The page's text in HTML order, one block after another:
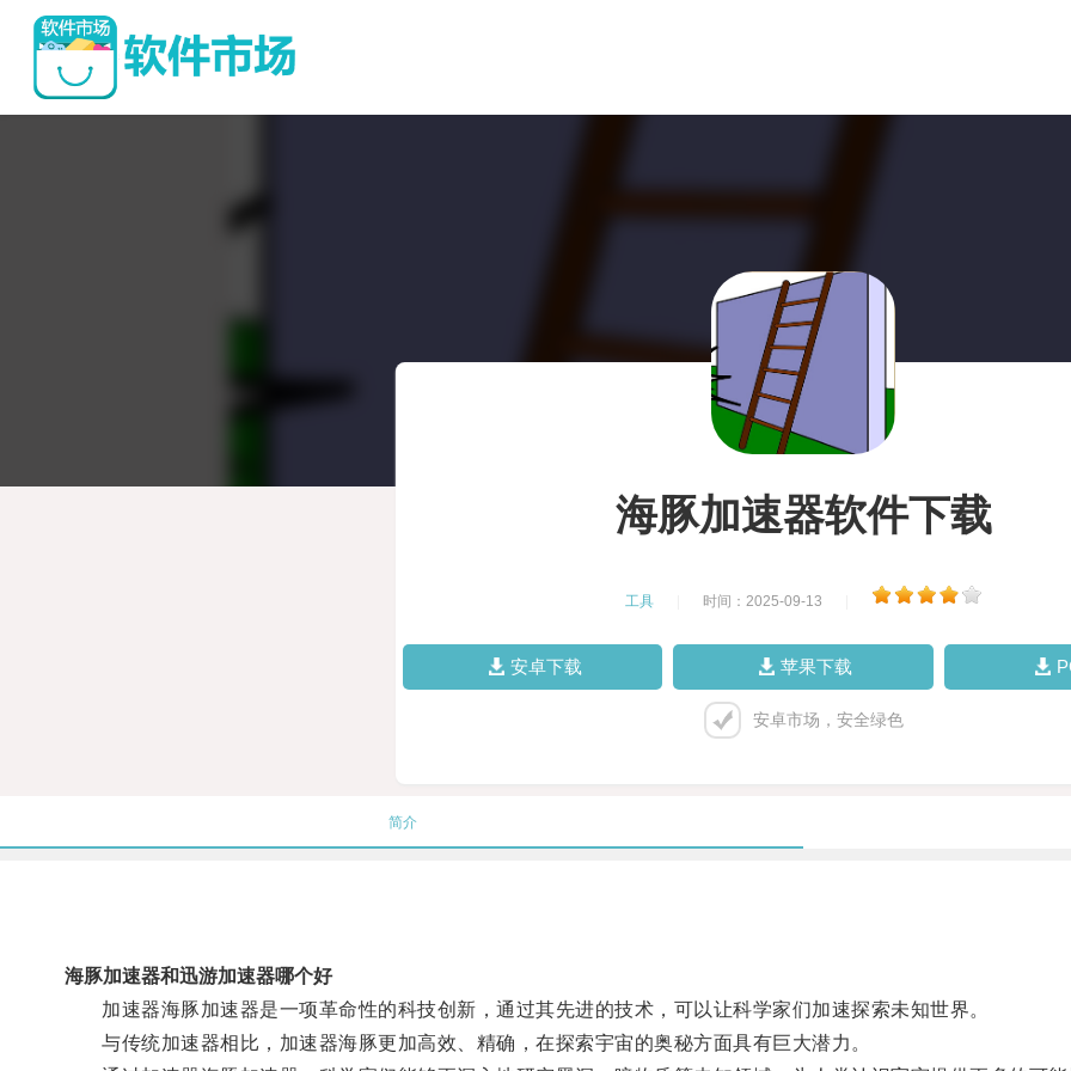
海豚加速器软件下载
工具 时间：2025-09-13
安卓下载 苹果下载
安卓市场，安全绿色
简介
海豚加速器和迅游加速器哪个好
加速器海豚加速器是一项革命性的科技创新，通过其先进的技术，可以让科学家们加速探索未知世界。
与传统加速器相比，加速器海豚更加高效、精确，在探索宇宙的奥秘方面具有巨大潜力。